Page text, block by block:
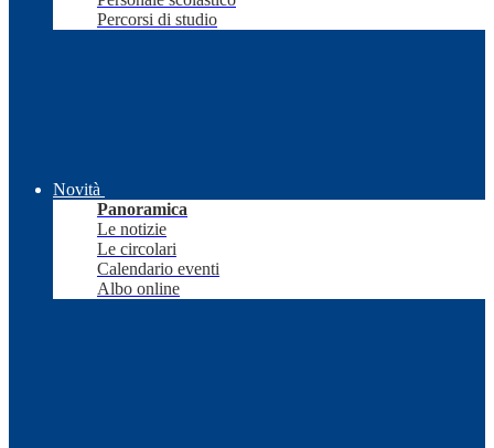
Percorsi di studio
Novità
Panoramica
Le notizie
Le circolari
Calendario eventi
Albo online